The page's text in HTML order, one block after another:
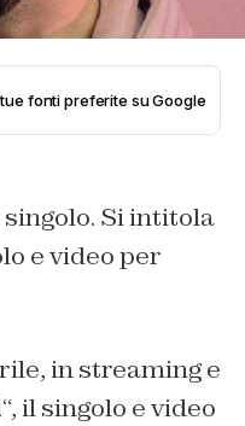
fonti preferite su Google
Si intitola
e video per
in streaming e
“, il singolo e video